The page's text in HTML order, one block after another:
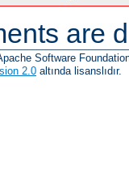
are
Software
2.0 altında lisanslıdır.